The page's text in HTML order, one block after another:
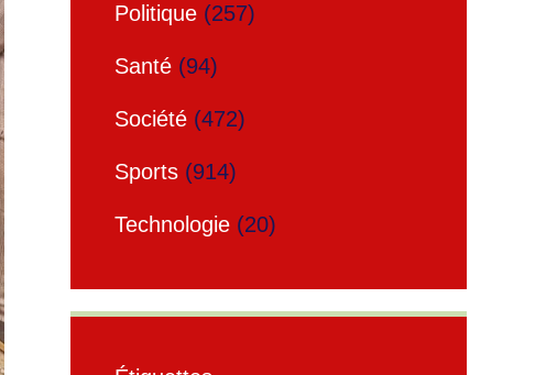
Politique (257)
Santé (94)
Société (472)
Sports (914)
Technologie (20)